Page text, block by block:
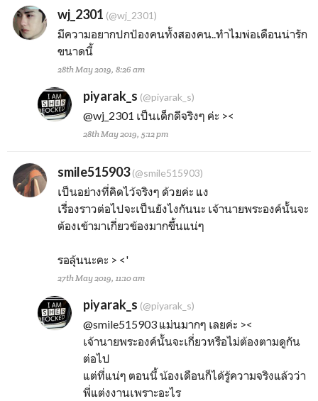
wj_2301 (@wj_2301)
มีความอยากปกป้องคนทั้งสองคน..ทำไมพ่อเดือนน่ารัก
ขนาดนี้
28th May 2019, 8:26 am
piyarak_s (@piyarak_s)
@wj_2301 เป็นเด็กดีจริงๆ ค่ะ ><
28th May 2019, 5:12 pm
smile515903(@smile515903)
เป็นอย่างที่คิดไว้จริงๆ ด้วยค่ะ แง
เรื่องราวต่อไปจะเป็นยังไงกันนะ เจ้านายพระองค์นั้นจะ
ต้องเข้ามาเกี่ยวข้องมากขึ้นแน่ๆ
รอลุ้นนะคะ > <'
27th May 2019, 11:10 am
piyarak_s (@piyarak_s)
@smile515903แม่นมากๆ เลยค่ะ ><
เจ้านายพระองค์นั้นจะเกี่ยวหรือไม่ต้องตามดูกัน
ต่อไป
แต่ที่แน่ๆ ตอนนี้ น้องเดือนก็ได้รู้ความจริงแล้วว่า
พี่แต่งงานเพราะอะไร